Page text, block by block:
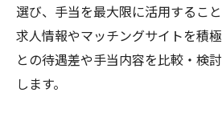
選び、手当を最大限に活用するこ
求人情報やマッチングサイトを積
との待遇差や手当内容を比較・検
します。